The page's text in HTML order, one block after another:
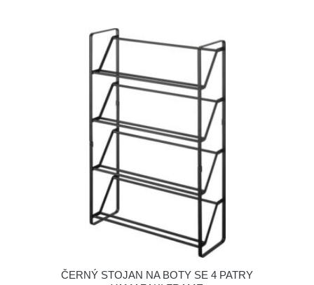
ČERNÝ STOJAN NA BOTY SE 4 PATRY